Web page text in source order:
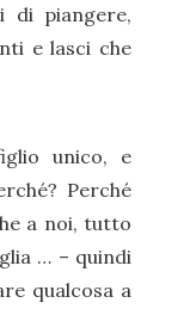
di piangere,
e lasci che
unico, e
Perché
a noi, tutto
… – quindi
qualcosa a